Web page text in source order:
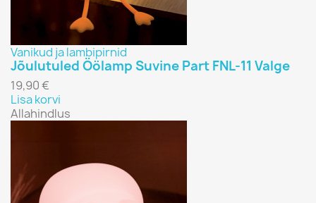
Vanikud ja lambipirnid
Jõulutuled Öölamp Suvine Part FNL-11 Valge
19,90 €
Lisa korvi
Allahindlus